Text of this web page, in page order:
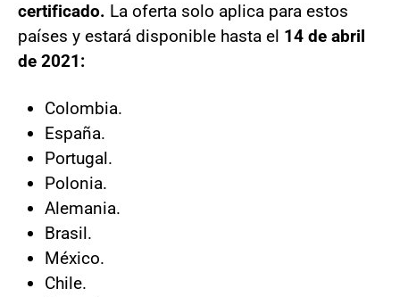
certificado. La oferta solo aplica para estos
países y estará disponible hasta el 14 de abril
de 2021:
Colombia.
España.
Portugal.
Polonia.
Alemania.
Brasil.
México.
Chile.